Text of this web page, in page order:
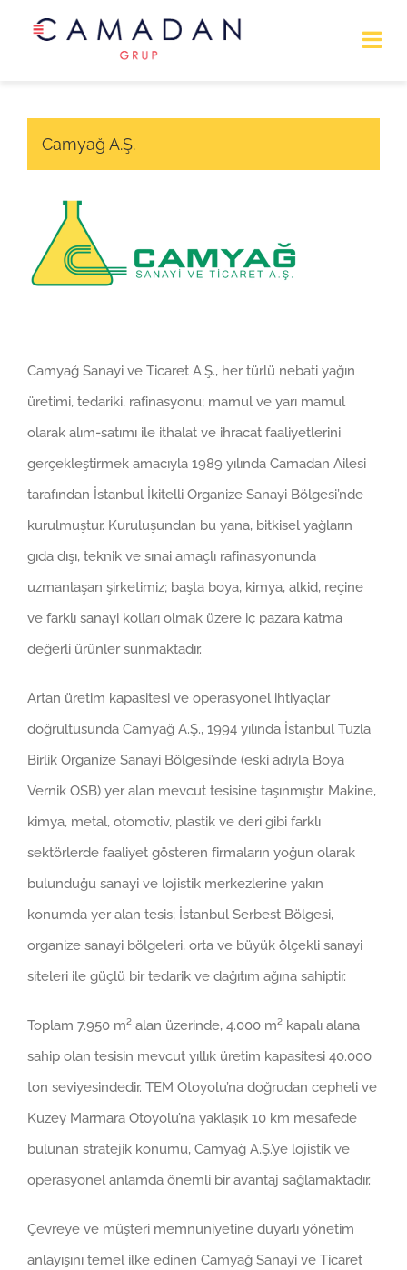
Ana Sayfa
Hakkımızda
Şirketler
İletişim
Camyağ A.Ş.
Camyağ Sanayi ve Ticaret A.Ş., her türlü nebati yağın
üretimi, tedariki, rafinasyonu; mamul ve yarı mamul
olarak alım-satımı ile ithalat ve ihracat faaliyetlerini
gerçekleştirmek amacıyla 1989 yılında Camadan Ailesi
tarafından İstanbul İkitelli Organize Sanayi Bölgesi’nde
kurulmuştur. Kuruluşundan bu yana, bitkisel yağların
gıda dışı, teknik ve sınai amaçlı rafinasyonunda
uzmanlaşan şirketimiz; başta boya, kimya, alkid, reçine
ve farklı sanayi kolları olmak üzere iç pazara katma
değerli ürünler sunmaktadır.
Artan üretim kapasitesi ve operasyonel ihtiyaçlar
doğrultusunda Camyağ A.Ş., 1994 yılında İstanbul Tuzla
Birlik Organize Sanayi Bölgesi’nde (eski adıyla Boya
Vernik OSB) yer alan mevcut tesisine taşınmıştır. Makine,
kimya, metal, otomotiv, plastik ve deri gibi farklı
sektörlerde faaliyet gösteren firmaların yoğun olarak
bulunduğu sanayi ve lojistik merkezlerine yakın
konumda yer alan tesis; İstanbul Serbest Bölgesi,
organize sanayi bölgeleri, orta ve büyük ölçekli sanayi
siteleri ile güçlü bir tedarik ve dağıtım ağına sahiptir.
Toplam 7.950 m² alan üzerinde, 4.000 m² kapalı alana
sahip olan tesisin mevcut yıllık üretim kapasitesi 40.000
ton seviyesindedir. TEM Otoyolu’na doğrudan cepheli ve
Kuzey Marmara Otoyolu’na yaklaşık 10 km mesafede
bulunan stratejik konumu, Camyağ A.Ş.’ye lojistik ve
operasyonel anlamda önemli bir avantaj sağlamaktadır.
Çevreye ve müşteri memnuniyetine duyarlı yönetim
anlayışını temel ilke edinen Camyağ Sanayi ve Ticaret